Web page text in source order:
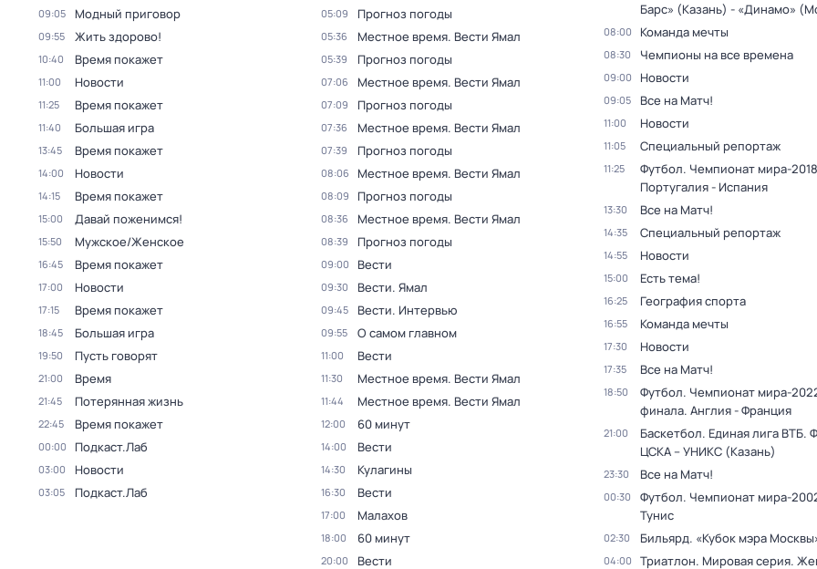
09:05 Модный приговор
09:55 Жить здорово!
10:40 Время покажет
11:00 Новости
11:25 Время покажет
11:40 Большая игра
13:45 Время покажет
14:00 Новости
14:15 Время покажет
15:00 Давай поженимся!
15:50 Мужское/Женское
16:45 Время покажет
17:00 Новости
17:15 Время покажет
18:45 Большая игра
19:50 Пусть говорят
21:00 Время
21:45 Потерянная жизнь
22:45 Время покажет
00:00 Подкаст.Лаб
03:00 Новости
03:05 Подкаст.Лаб
05:09 Прогноз погоды
05:36 Местное время. Вести Ямал
05:39 Прогноз погоды
07:06 Местное время. Вести Ямал
07:09 Прогноз погоды
07:36 Местное время. Вести Ямал
07:39 Прогноз погоды
08:06 Местное время. Вести Ямал
08:09 Прогноз погоды
08:36 Местное время. Вести Ямал
08:39 Прогноз погоды
09:00 Вести
09:30 Вести. Ямал
09:45 Вести. Интервью
09:55 О самом главном
11:00 Вести
11:30 Местное время. Вести Ямал
11:44 Местное время. Вести Ямал
12:00 60 минут
14:00 Вести
14:30 Кулагины
16:30 Вести
17:00 Малахов
18:00 60 минут
20:00 Вести
Барс» (Казань) - «Динамо»
08:00 Команда мечты
08:30 Чемпионы на все времена
09:00 Новости
09:05 Все на Матч!
11:00 Новости
11:05 Специальный репортаж
11:25
Футбол. Чемпионат мира-
Португалия - Испания
13:30 Все на Матч!
14:35 Специальный репортаж
14:55 Новости
15:00 Есть тема!
16:25 География спорта
16:55 Команда мечты
17:30 Новости
17:35 Все на Матч!
18:50
Футбол. Чемпионат мира-
финала. Англия - Франция
21:00
Баскетбол. Единая лига ВТБ.
ЦСКА – УНИКС (Казань)
23:30 Все на Матч!
00:30
Футбол. Чемпионат мира-
Тунис
02:30 Бильярд. «Кубок мэра
04:00
Триатлон. Мировая серия.